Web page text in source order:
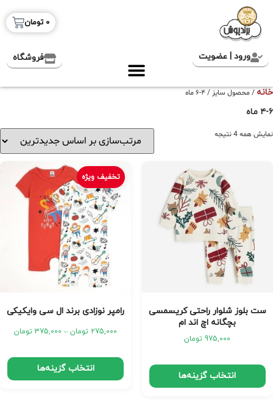
0 تومان
ورود | عضویت فروشگاه
خانه / محصول سایز / ۴-۶ ماه
۴-۶ ماه
نمایش همه 4 نتیجه
ست بلوز شلوار راحتی کریسمسی
بچگانه اچ اند ام
975,000 تومان
انتخاب گزینه‌ها
تخفیف ویژه
رامپر نوزادی برند ال سی وایکیکی
275,000 تومان –
375,000 تومان
انتخاب گزینه‌ها